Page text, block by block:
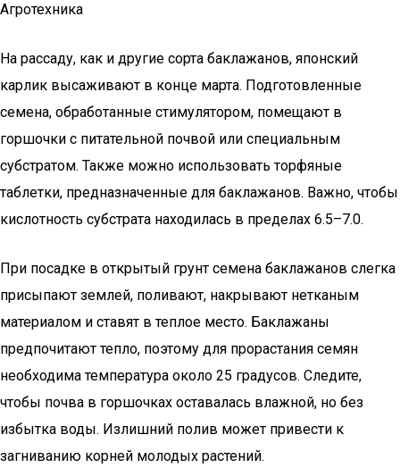
Агротехника
На рассаду, как и другие сорта баклажанов, японский
карлик высаживают в конце марта. Подготовленные
семена, обработанные стимулятором, помещают в
горшочки с питательной почвой или специальным
субстратом. Также можно использовать торфяные
таблетки, предназначенные для баклажанов. Важно, чтобы
кислотность субстрата находилась в пределах 6.5–7.0.
При посадке в открытый грунт семена баклажанов слегка
присыпают землей, поливают, накрывают нетканым
материалом и ставят в теплое место. Баклажаны
предпочитают тепло, поэтому для прорастания семян
необходима температура около 25 градусов. Следите,
чтобы почва в горшочках оставалась влажной, но без
избытка воды. Излишний полив может привести к
загниванию корней молодых растений.